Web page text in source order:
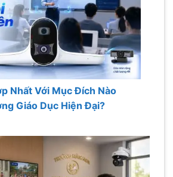
Nhất Với Mục Đích Nào
Giáo Dục Hiện Đại?